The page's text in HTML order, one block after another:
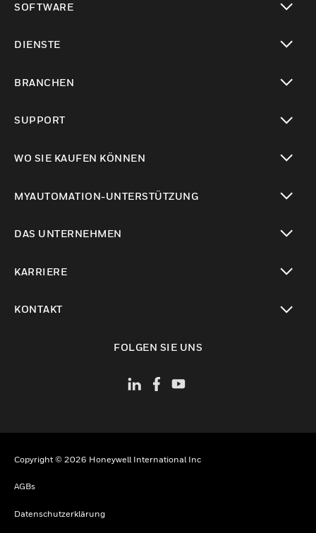
SOFTWARE
DIENSTE
BRANCHEN
SUPPORT
WO SIE KAUFEN KÖNNEN
MYAUTOMATION-UNTERSTÜTZUNG
DAS UNTERNEHMEN
KARRIERE
KONTAKT
FOLGEN SIE UNS
Copyright © 2026 Honeywell International Inc
AGBs
Datenschutzerklärung